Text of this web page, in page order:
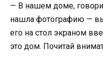
— В нашем доме,
нашла фотографию —
его на стол экраном
это дом. Почитай